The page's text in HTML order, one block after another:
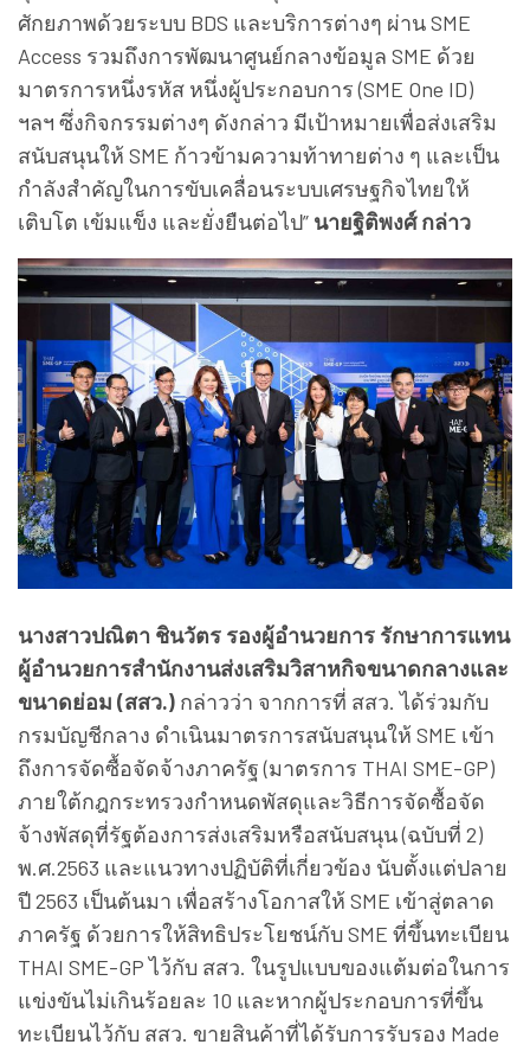
ศักยภาพด้วยระบบ BDS และบริการต่างๆ ผ่าน SME
Access รวมถึงการพัฒนาศูนย์กลางข้อมูล SME ด้วย
มาตรการหนึ่งรหัส หนึ่งผู้ประกอบการ (SME One ID)
ฯลฯ ซึ่งกิจกรรมต่างๆ ดังกล่าว มีเป้าหมายเพื่อส่งเสริม
สนับสนุนให้ SME ก้าวข้ามความท้าทายต่าง ๆ และเป็น
กำลังสำคัญในการขับเคลื่อนระบบเศรษฐกิจไทยให้
เติบโต เข้มแข็ง และยั่งยืนต่อไป” นายฐิติพงศ์ กล่าว
นางสาวปณิตา ชินวัตร รองผู้อำนวยการ รักษาการแทน
ผู้อำนวยการสำนักงานส่งเสริมวิสาหกิจขนาดกลางและ
ขนาดย่อม (สสว.) กล่าวว่า จากการที่ สสว. ได้ร่วมกับ
กรมบัญชีกลาง ดำเนินมาตรการสนับสนุนให้ SME เข้า
ถึงการจัดซื้อจัดจ้างภาครัฐ (มาตรการ THAI SME-GP)
ภายใต้กฎกระทรวงกำหนดพัสดุและวิธีการจัดซื้อจัด
จ้างพัสดุที่รัฐต้องการส่งเสริมหรือสนับสนุน (ฉบับที่ 2)
พ.ศ.2563 และแนวทางปฏิบัติที่เกี่ยวข้อง นับตั้งแต่ปลาย
ปี 2563 เป็นต้นมา เพื่อสร้างโอกาสให้ SME เข้าสู่ตลาด
ภาครัฐ ด้วยการให้สิทธิประโยชน์กับ SME ที่ขึ้นทะเบียน
THAI SME-GP ไว้กับ สสว. ในรูปแบบของแต้มต่อในการ
แข่งขันไม่เกินร้อยละ 10 และหากผู้ประกอบการที่ขึ้น
ทะเบียนไว้กับ สสว. ขายสินค้าที่ได้รับการรับรอง Made